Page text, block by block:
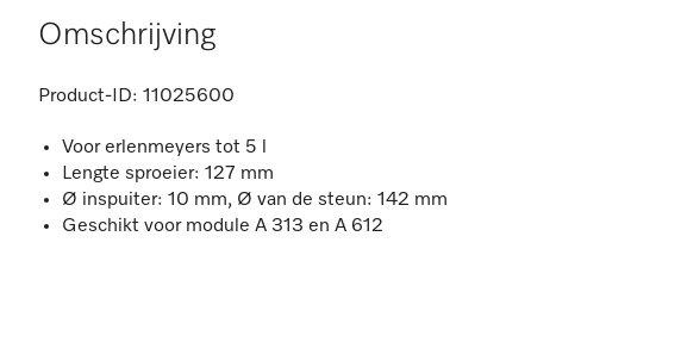
Omschrijving
Product-ID: 11025600
Voor erlenmeyers tot 5 l
Lengte sproeier: 127 mm
Ø inspuiter: 10 mm, Ø van de steun: 142 mm
Geschikt voor module A 313 en A 612